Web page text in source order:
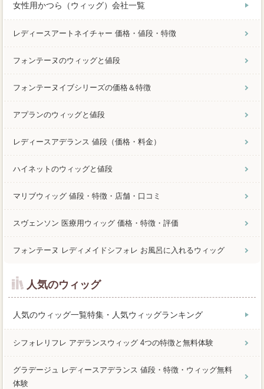
女性用かつら（ウィッグ）会社一覧
レディースアートネイチャー 価格・値段・特徴
フォンテーヌのウィッグと値段
フォンテーヌイブシリーズの価格＆特徴
アプランのウィッグと値段
レディースアデランス 値段（価格・料金）
ハイネットのウィッグと値段
マリブウィッグ 値段・特徴・店舗・口コミ
スヴェンソン 医療用ウィッグ 価格・特徴・評価
フォンテーヌ レディメイドシフォレ お風呂に入れるウィッグ
人気のウィッグ
人気のウィッグ一覧特集・人気ウィッグランキング
シフォレリフレ アデランスウィッグ 4つの特徴と無料体験
グラデージュ レディースアデランス 値段・特徴・ウィッグ無料
体験